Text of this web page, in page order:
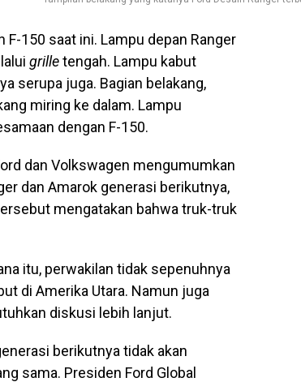
F-150 saat ini. Lampu depan Ranger
grilletengah. Lampu kabut
serupa juga. Bagian belakang,
miring ke dalam. Lampu
dengan F-150.
dan Volkswagen mengumumkan
dan Amarok generasi berikutnya,
mengatakan bahwa truk-truk
itu, perwakilan tidak sepenuhnya
di Amerika Utara. Namun juga
diskusi lebih lanjut.
berikutnya tidak akan
sama. Presiden Ford Global